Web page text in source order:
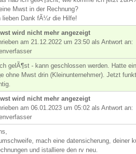
Mwst in der Rechnung?
lieben Dank fÃ¼r die Hilfe!
wird nicht mehr angezeigt
am 21.12.2022 um 23:50 als Antwort an:
gelÃ¶st - kann geschlossen werden. Hatte
ohne Mwst drin (Kleinunternehmer). Jetzt
wird nicht mehr angezeigt
am 06.01.2023 um 05:02 als Antwort an:
mach eine datensicherung, deiner
und istalliere den rv neu.